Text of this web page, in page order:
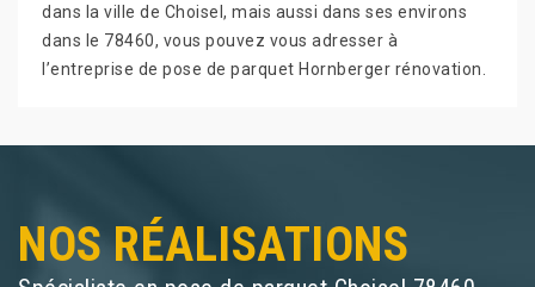
dans la ville de Choisel, mais aussi dans ses environs
dans le 78460, vous pouvez vous adresser à
l’entreprise de pose de parquet Hornberger rénovation.
NOS RÉALISATIONS